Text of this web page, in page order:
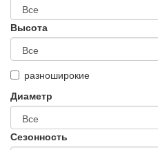
Высота
разноширокие
Диаметр
Сезонность